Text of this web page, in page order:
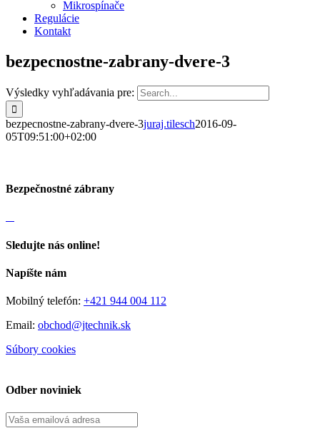
Mikrospínače
Regulácie
Kontakt
bezpecnostne-zabrany-dvere-3
Výsledky vyhľadávania pre:
bezpecnostne-zabrany-dvere-3juraj.tilesch2016-09-
05T09:51:00+02:00
Bezpečnostné zábrany
Sledujte nás online!
Napíšte nám
Mobilný telefón: +421 944 004 112
Email: obchod@jtechnik.sk
Súbory cookies
Odber noviniek